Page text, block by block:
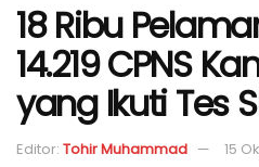
18 Ribu
14.219 CPNS
yang Ikuti Tes
Editor: Tohir Muhammad 15